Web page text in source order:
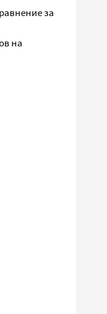
за
на